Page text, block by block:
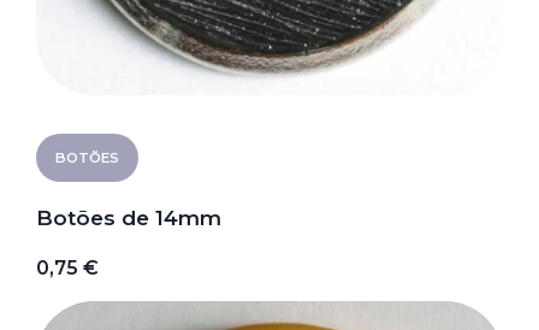
BOTÕES
Botões de 14mm
0,75 €